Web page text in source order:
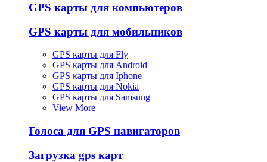
GPS карты для компьютеров
GPS карты для мобильников
GPS карты для Fly
GPS карты для Android
GPS карты для Iphone
GPS карты для Nokia
GPS карты для Samsung
View More
Голоса для GPS навигаторов
Загрузка gps карт